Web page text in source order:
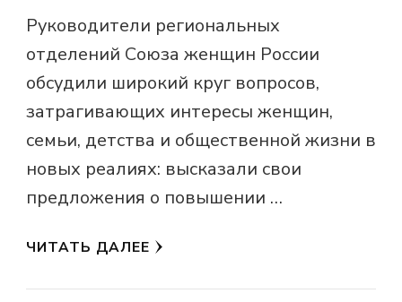
Руководители региональных
отделений Союза женщин России
обсудили широкий круг вопросов,
затрагивающих интересы женщин,
семьи, детства и общественной жизни в
новых реалиях: высказали свои
предложения о повышении …
ЧИТАТЬ ДАЛЕЕ